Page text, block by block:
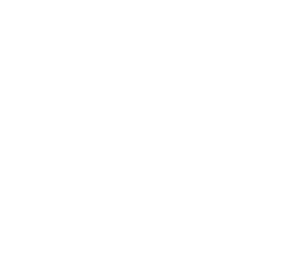
Abbiamo realizzato il nostro vestito
la figura, dettagli impunturati e spalline